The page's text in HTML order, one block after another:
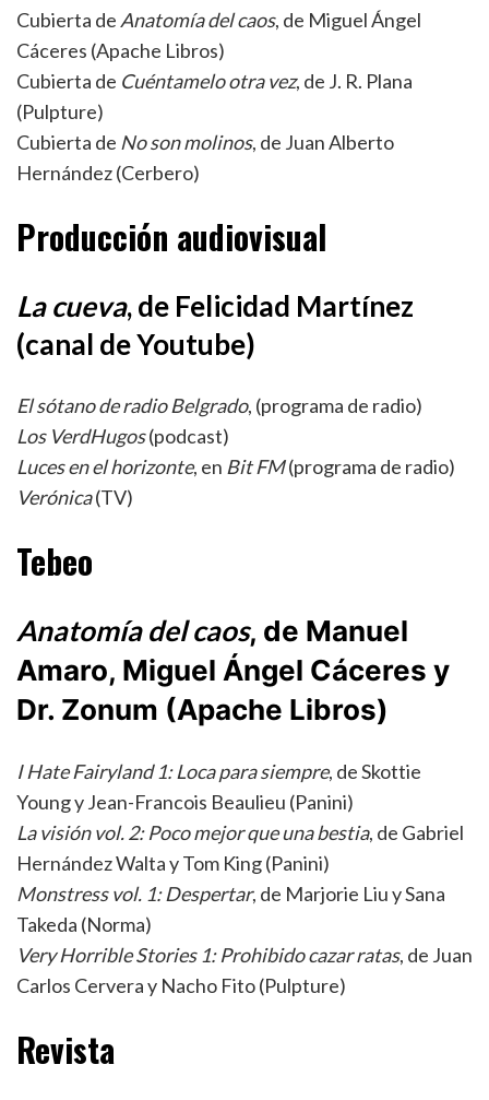
Cubierta de Anatomía del caos, de Miguel Ángel
Cáceres (Apache Libros)
Cubierta de Cuéntamelo otra vez, de J. R. Plana
(Pulpture)
Cubierta de No son molinos, de Juan Alberto
Hernández (Cerbero)
Producción audiovisual
La cueva, de Felicidad Martínez
(canal de Youtube)
El sótano de radio Belgrado, (programa de radio)
Los VerdHugos(podcast)
Luces en el horizonte, en Bit FM(programa de radio)
Verónica(TV)
Tebeo
Anatomía del caos, de Manuel
Amaro, Miguel Ángel Cáceres y
Dr. Zonum (Apache Libros)
I Hate Fairyland 1: Loca para siempre, de Skottie
Young y Jean-Francois Beaulieu (Panini)
La visión vol. 2: Poco mejor que una bestia, de Gabriel
Hernández Walta y Tom King (Panini)
Monstress vol. 1: Despertar, de Marjorie Liu y Sana
Takeda (Norma)
Very Horrible Stories 1: Prohibido cazar ratas, de Juan
Carlos Cervera y Nacho Fito (Pulpture)
Revista